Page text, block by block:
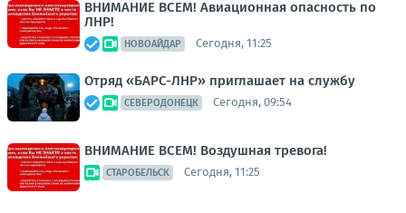
ВНИМАНИЕ ВСЕМ! Авиационная опасность по
ЛНР!
НОВОАЙДАР Сегодня, 11:25
Отряд «БАРС-ЛНР» приглашает на службу
СЕВЕРОДОНЕЦК Сегодня, 09:54
ВНИМАНИЕ ВСЕМ! Воздушная тревога!
СТАРОБЕЛЬСК Сегодня, 11:25